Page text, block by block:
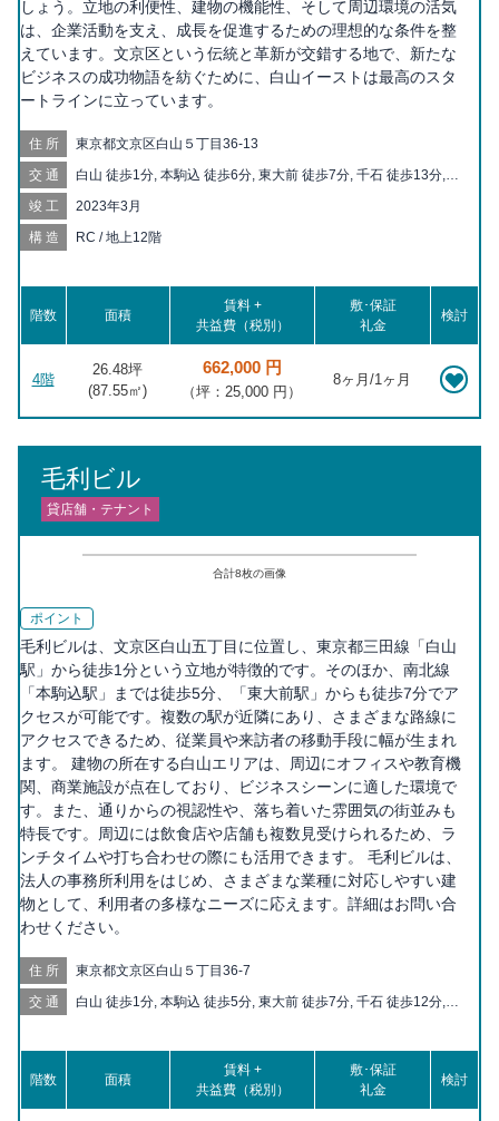
しょう。立地の利便性、建物の機能性、そして周辺環境の活気
は、企業活動を支え、成長を促進するための理想的な条件を整
えています。文京区という伝統と革新が交錯する地で、新たな
ビジネスの成功物語を紡ぐために、白山イーストは最高のスタ
ートラインに立っています。
住所 東京都文京区白山５丁目36-13
交通
白山 徒歩1分, 本駒込 徒歩6分, 東大前 徒歩7分, 千石 徒歩13分,
分, 茗荷谷 徒歩17分, 本郷三丁目 徒歩20分
竣工 2023年3月
構造 RC / 地上12階
階数 面積
賃料 +
共益費（税別）
敷･保証
礼金
検討
4階
26.48坪
(87.55㎡)
662,000 円
（坪：25,000 円）
8ヶ月/1ヶ月
毛利ビル
貸店舗・テナント
合計8枚の画像
ポイント
毛利ビルは、文京区白山五丁目に位置し、東京都三田線「白山
駅」から徒歩1分という立地が特徴的です。そのほか、南北線
「本駒込駅」までは徒歩5分、「東大前駅」からも徒歩7分でア
クセスが可能です。複数の駅が近隣にあり、さまざまな路線に
アクセスできるため、従業員や来訪者の移動手段に幅が生まれ
ます。 建物の所在する白山エリアは、周辺にオフィスや教育機
関、商業施設が点在しており、ビジネスシーンに適した環境で
す。また、通りからの視認性や、落ち着いた雰囲気の街並みも
特長です。周辺には飲食店や店舗も複数見受けられるため、ラ
ンチタイムや打ち合わせの際にも活用できます。 毛利ビルは、
法人の事務所利用をはじめ、さまざまな業種に対応しやすい建
物として、利用者の多様なニーズに応えます。詳細はお問い合
わせください。
住所 東京都文京区白山５丁目36-7
交通
白山 徒歩1分, 本駒込 徒歩5分, 東大前 徒歩7分, 千石 徒歩12分,
階数 面積
賃料 +
共益費（税別）
敷･保証
礼金
検討